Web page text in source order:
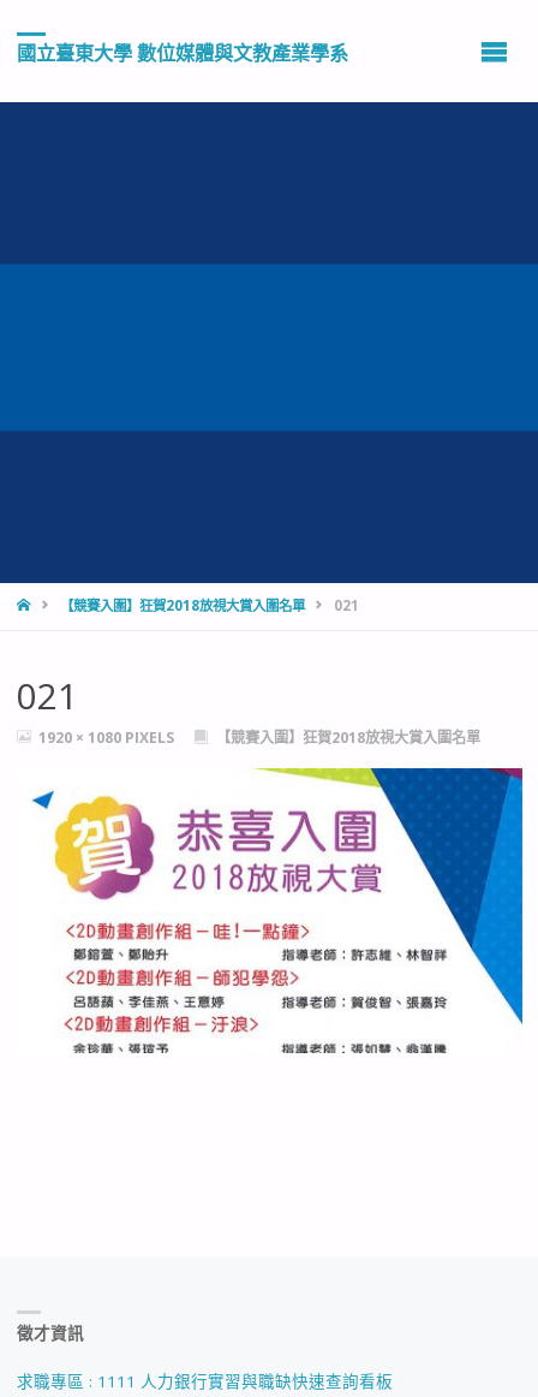
國立臺東大學 數位媒體與文教產業學系
HOME【競賽入圍】狂賀2018放視大賞入圍名單 021
021
FULL1920 × 1080 PIXELS 【競賽入圍】狂賀2018放視大賞入圍名單
徵才資訊
求職專區 : 1111 人力銀行實習與職缺快速查詢看板